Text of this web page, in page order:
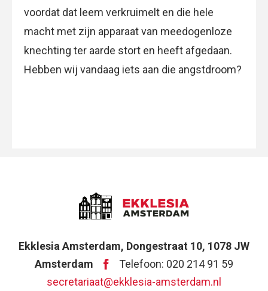
voordat dat leem verkruimelt en die hele
macht met zijn apparaat van meedogenloze
knechting ter aarde stort en heeft afgedaan.
Hebben wij vandaag iets aan die angstdroom?
Ekklesia Amsterdam, Dongestraat 10, 1078 JW
Amsterdam
Telefoon: 020 214 91 59
secretariaat@ekklesia-amsterdam.nl